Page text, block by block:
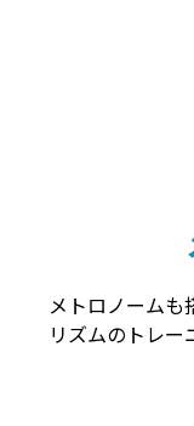
メトロノームも
リズムのトレー